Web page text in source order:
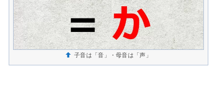
子音は「音」・母音は「声」